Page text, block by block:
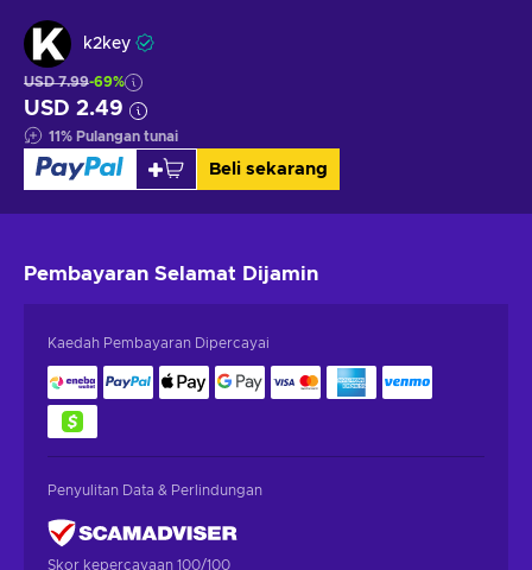
k2key
USD 7.99-69%
USD 2.49
11% Pulangan tunai
Beli sekarang
Pembayaran Selamat Dijamin
Kaedah Pembayaran Dipercayai
Penyulitan Data & Perlindungan
Skor kepercayaan 100/100